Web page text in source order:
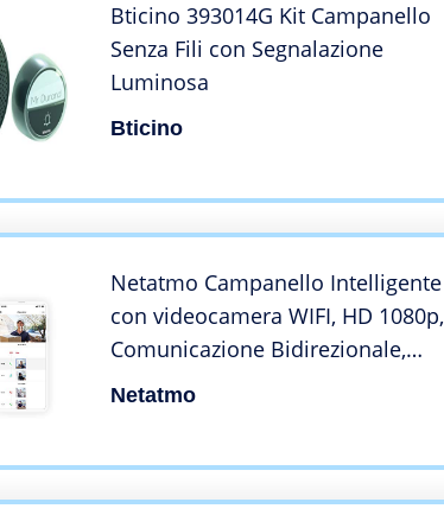
Bticino 393014G Kit Campanello
Senza Fili con Segnalazione
Luminosa
Bticino
Netatmo Campanello Intelligente
con videocamera WIFI, HD 1080p,
Comunicazione Bidirezionale,
Rilevamento Persone, Nessun
Netatmo